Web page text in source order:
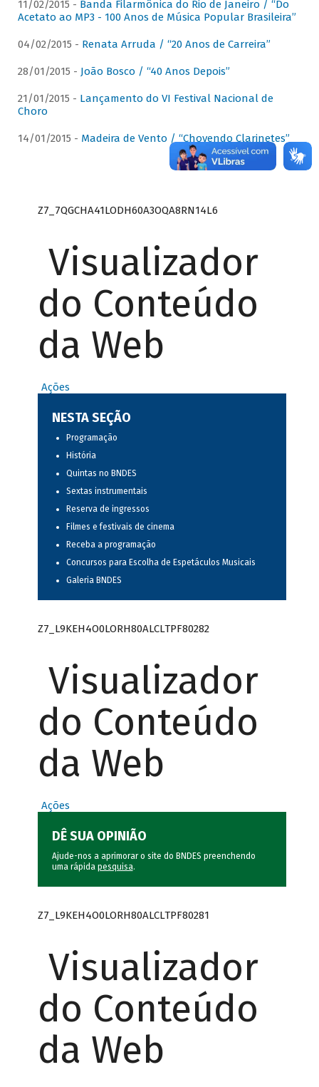
11/02/2015 - Banda Filarmônica do Rio de Janeiro / “Do
Acetato ao MP3 - 100 Anos de Música Popular Brasileira”
04/02/2015 - Renata Arruda / “20 Anos de Carreira”
28/01/2015 - João Bosco / “40 Anos Depois”
21/01/2015 - Lançamento do VI Festival Nacional de
Choro
14/01/2015 - Madeira de Vento / “Chovendo Clarinetes”
Z7_7QGCHA41LODH60A3OQA8RN14L6
Visualizador
do Conteúdo
da Web
Ações
NESTA SEÇÃO
Programação
História
Quintas no BNDES
Sextas instrumentais
Reserva de ingressos
Filmes e festivais de cinema
Receba a programação
Concursos para Escolha de Espetáculos Musicais
Galeria BNDES
Z7_L9KEH4O0LORH80ALCLTPF80282
Visualizador
do Conteúdo
da Web
Ações
DÊ SUA OPINIÃO
Ajude-nos a aprimorar o site do BNDES preenchendo
uma rápida pesquisa.
Z7_L9KEH4O0LORH80ALCLTPF80281
Visualizador
do Conteúdo
da Web